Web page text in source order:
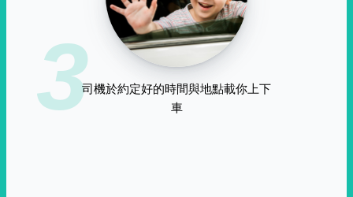
3司機於約定好的時間與地點載你上下
車